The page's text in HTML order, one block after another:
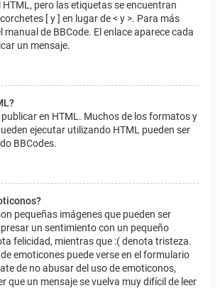
pero las etiquetas se encuentran
[ y ] en lugar de < y >. Para más
manual de BBCode. El enlace aparece cada
un mensaje.
publicar en HTML. Muchos de los formatos y
ejecutar utilizando HTML pueden ser
BBCodes.
pequeñas imágenes que pueden ser
un sentimiento con un pequeño
felicidad, mientras que :( denota tristeza.
emoticones puede verse en el formulario
de no abusar del uso de emoticonos,
que un mensaje se vuelva muy difícil de leer